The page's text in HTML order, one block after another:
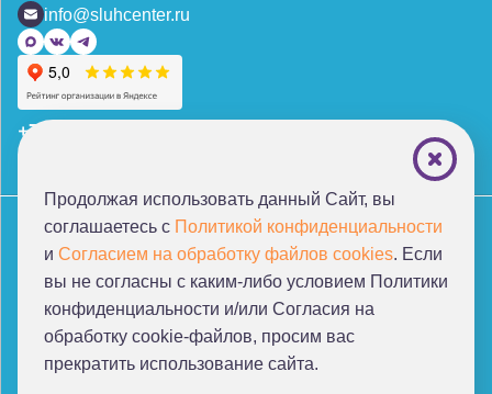
info@sluhcenter.ru
+7 (495) 221-87-77
+7 (969) 792-92-66
Политика конфиденциальности
Согласие на обработку персональных данных
Нормативные документыБлаготворительные фонды
Продолжая использовать данный Сайт, вы
соглашаетесь с Политикой конфиденциальности
и Согласием на обработку файлов cookies. Если
вы не согласны с каким-либо условием Политики
конфиденциальности и/или Согласия на
обработку cookie-файлов, просим ваc
прекратить использование сайта.